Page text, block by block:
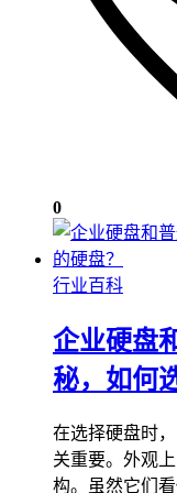
0
行业百科
企业硬盘
秘，如何
在选择硬盘时
关重要。外观
构。虽然它们